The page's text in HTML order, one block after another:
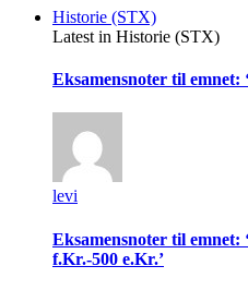
Historie (STX)
Latest in Historie (STX)
Eksamensnoter til emnet:
levi
Eksamensnoter til emnet:
f.Kr.-500 e.Kr.’